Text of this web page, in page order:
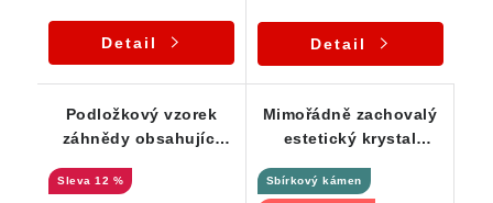
Detail Detail
Podložkový vzorek
záhnědy obsahující
významných minerálů
12 %
Mimořádně zachovalý
estetický krystal
Sbírkový kámen